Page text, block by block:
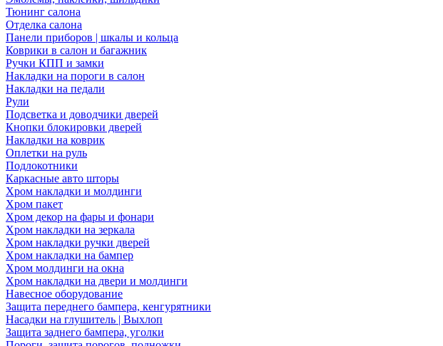
Тюнинг салона
Отделка салона
Панели приборов | шкалы и кольца
Коврики в салон и багажник
Ручки КПП и замки
Накладки на пороги в салон
Накладки на педали
Рули
Подсветка и доводчики дверей
Кнопки блокировки дверей
Накладки на коврик
Оплетки на руль
Подлокотники
Каркасные авто шторы
Хром накладки и молдинги
Хром пакет
Хром декор на фары и фонари
Хром накладки на зеркала
Хром накладки ручки дверей
Хром накладки на бампер
Хром молдинги на окна
Хром накладки на двери и молдинги
Навесное оборудование
Защита переднего бампера, кенгурятники
Насадки на глушитель | Выхлоп
Защита заднего бампера, уголки